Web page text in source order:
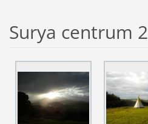
Surya centrum 2